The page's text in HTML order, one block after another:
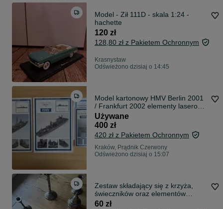
Model - Ził 111D - skala 1:24 -
hachette
120 zł
128,80 zł z Pakietem Ochronnym
Krasnystaw
Odświeżono dzisiaj o 14:45
Model kartonowy HMV Berlin 2001
/ Frankfurt 2002 elementy laserowe
S61 Albatros 1976 skala 1:250
Używane
400 zł
420 zł z Pakietem Ochronnym
Kraków, Prądnik Czerwony
Odświeżono dzisiaj o 15:07
Zestaw składający się z krzyża,
świeczników oraz elementów
uzupełniających zestaw
60 zł